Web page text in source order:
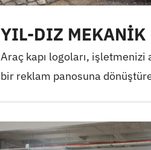
YIL-DIZ MEKANİK
Araç kapı logoları, işletmenizi
bir reklam panosuna